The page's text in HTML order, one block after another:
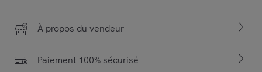
À propos du vendeur
Paiement 100% sécurisé